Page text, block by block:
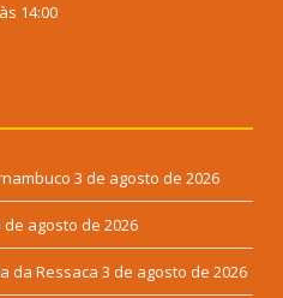
14:00
3 de agosto de 2026
de agosto de 2026
da Ressaca 3 de agosto de 2026